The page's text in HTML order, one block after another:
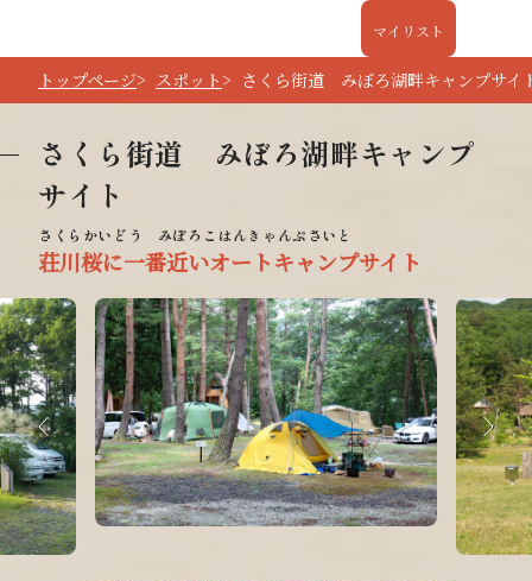
マイリスト
トップページ スポット さくら街道 みぼろ湖畔キャンプサイ
さくら街道 みぼろ湖畔キャンプ
サイト
荘川桜に一番近いオートキャンプサイト